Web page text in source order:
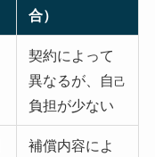
合）
契約によって
異なるが、自己
負担が少ない
補償内容によ